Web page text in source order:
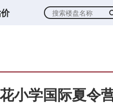
小学国际夏令